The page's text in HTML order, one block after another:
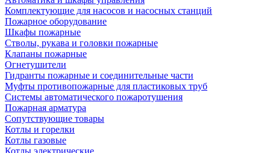
Комплектующие для насосов и насосных станций
Пожарное оборудование
Шкафы пожарные
Стволы, рукава и головки пожарные
Клапаны пожарные
Огнетушители
Гидранты пожарные и соединительные части
Муфты противопожарные для пластиковых труб
Системы автоматического пожаротушения
Пожарная арматура
Сопутствующие товары
Котлы и горелки
Котлы газовые
Котлы электрические